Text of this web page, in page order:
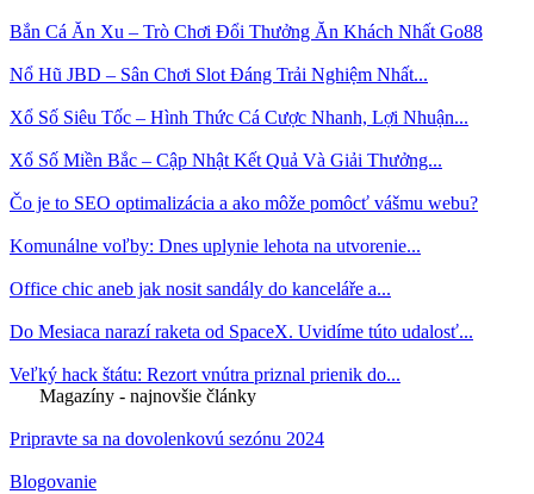
Bắn Cá Ăn Xu – Trò Chơi Đổi Thưởng Ăn Khách Nhất Go88
Nổ Hũ JBD – Sân Chơi Slot Đáng Trải Nghiệm Nhất...
Xổ Số Siêu Tốc – Hình Thức Cá Cược Nhanh, Lợi Nhuận...
Xổ Số Miền Bắc – Cập Nhật Kết Quả Và Giải Thưởng...
Čo je to SEO optimalizácia a ako môže pomôcť vášmu webu?
Komunálne voľby: Dnes uplynie lehota na utvorenie...
Office chic aneb jak nosit sandály do kanceláře a...
Do Mesiaca narazí raketa od SpaceX. Uvidíme túto udalosť...
Veľký hack štátu: Rezort vnútra priznal prienik do...
Magazíny - najnovšie články
Pripravte sa na dovolenkovú sezónu 2024
Blogovanie